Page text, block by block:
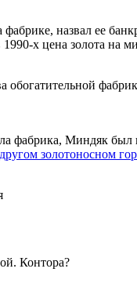
назвал ее
1990-х цена золота
обогатительной
фабрика, Миндяк
другом золотоносном
Контора?